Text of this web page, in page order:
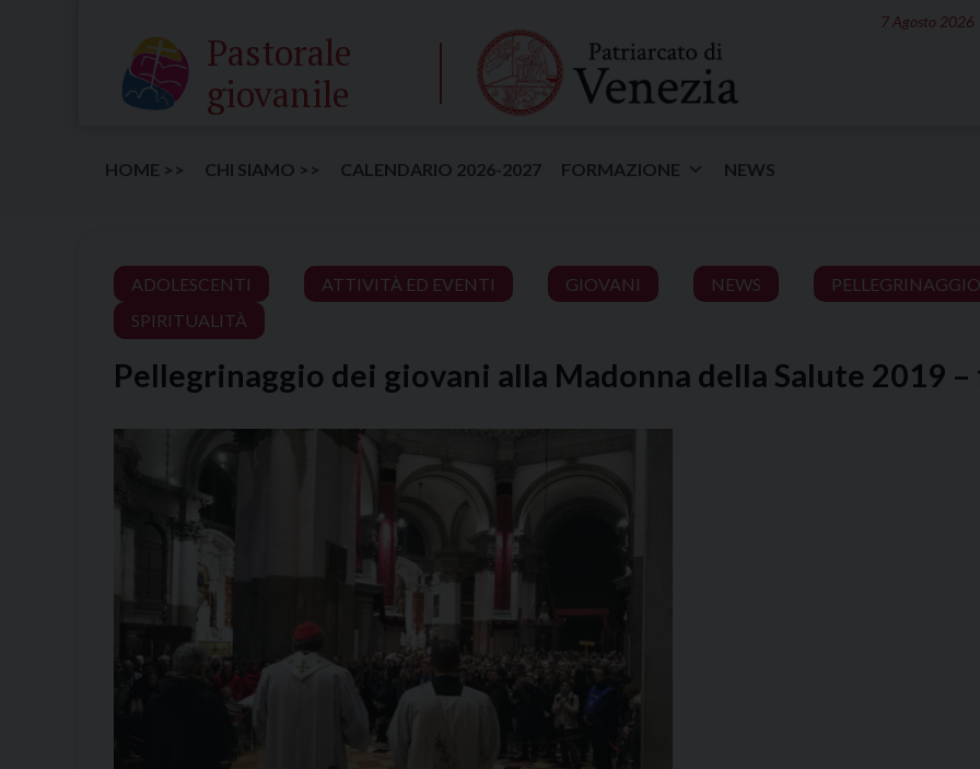
7 Agosto 2026
Pastorale
giovanile
HOME >> CHI SIAMO >> CALENDARIO 2026-2027 FORMAZIONE NEWS
ADOLESCENTI ATTIVITÀ ED EVENTI GIOVANI NEWS
SPIRITUALITÀ
Pellegrinaggio dei giovani alla Madonna della Salute 2019